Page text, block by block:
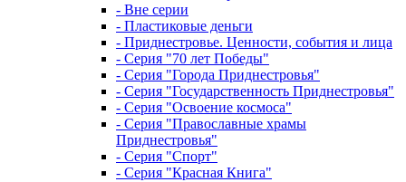
- Вне серии
- Пластиковые деньги
- Приднестровье. Ценности, события и лица
- Серия "70 лет Победы"
- Серия "Города Приднестровья"
- Серия "Государственность Приднестровья"
- Серия "Освоение космоса"
- Серия "Православные храмы
Приднестровья"
- Серия "Спорт"
- Серия "Красная Книга"